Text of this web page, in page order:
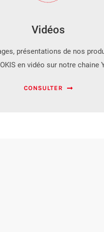
Vidéos
présentations de nos
en vidéo sur notre chaine
CONSULTER